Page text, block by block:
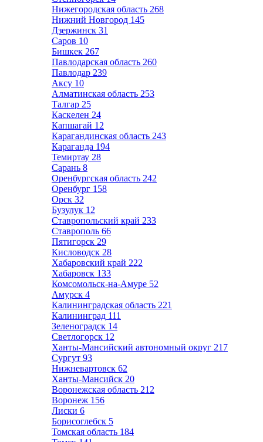
Нижегородская область 268
Нижний Новгород 145
Дзержинск 31
Саров 10
Бишкек 267
Павлодарская область 260
Павлодар 239
Аксу 10
Алматинская область 253
Талгар 25
Каскелен 24
Капшагай 12
Карагандинская область 243
Караганда 194
Темиртау 28
Сарань 8
Оренбургская область 242
Оренбург 158
Орск 32
Бузулук 12
Ставропольский край 233
Ставрополь 66
Пятигорск 29
Кисловодск 28
Хабаровский край 222
Хабаровск 133
Комсомольск-на-Амуре 52
Амурск 4
Калининградская область 221
Калининград 111
Зеленоградск 14
Светлогорск 12
Ханты-Мансийский автономный округ 217
Сургут 93
Нижневартовск 62
Ханты-Мансийск 20
Воронежская область 212
Воронеж 156
Лиски 6
Борисоглебск 5
Томская область 184